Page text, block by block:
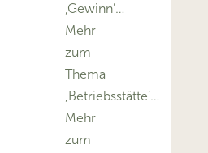
‚Gewinn’…
Mehr
zum
Thema
‚Betriebsstätte’…
Mehr
zum